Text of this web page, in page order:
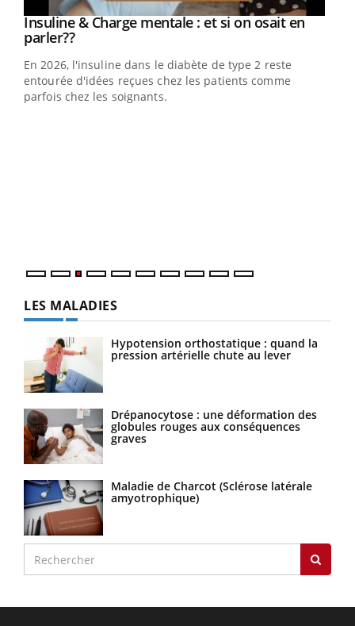
Youtube
Insuline & Charge mentale : et si on osait en
parler??Youtube
En 2026, l'insuline dans le diabète de type 2 reste
entourée d'idées reçues chez les patients comme
parfois chez les soignants.
LES MALADIES
Hypotension orthostatique : quand la
pression artérielle chute au lever
Drépanocytose : une déformation des
globules rouges aux conséquences
graves
Maladie de Charcot (Sclérose latérale
amyotrophique)